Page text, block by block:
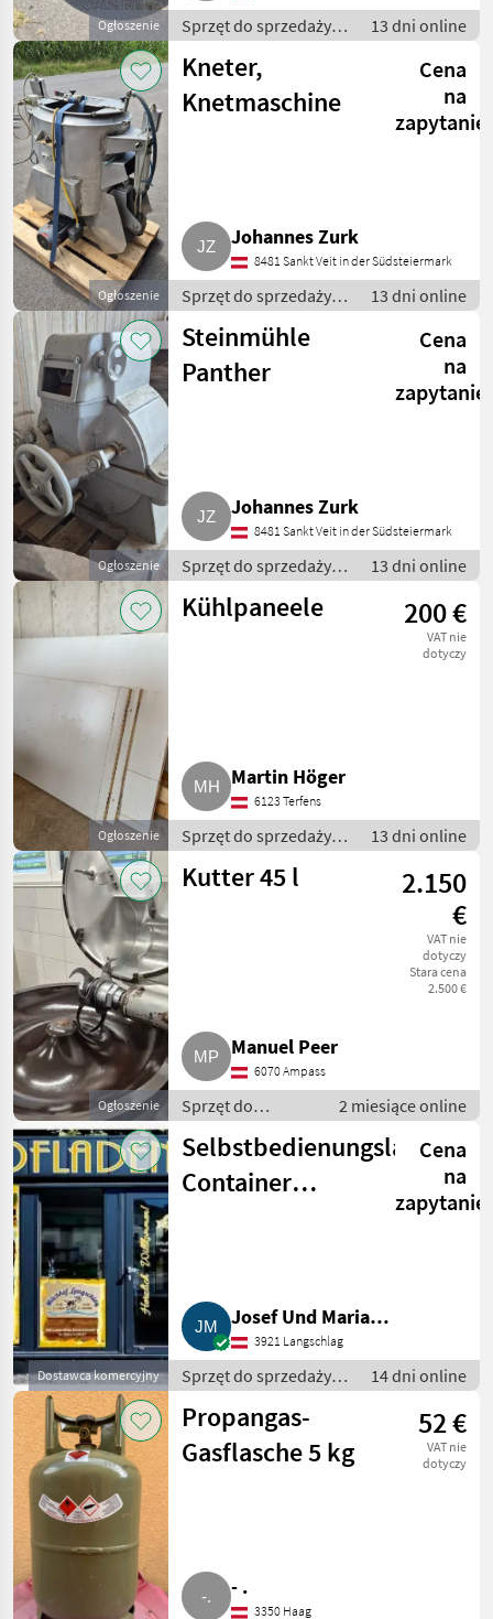
Ogłoszenie
Sprzęt do sprzedaży
pośredniej / Inny
sprzęt do sprzedaży
pośredniej
13 dni online
Ogłoszenie
Kneter,
Knetmaschine
Cena
na
zapytanie
Johannes Zurk
8481 Sankt Veit in der Südsteiermark
Sprzęt do sprzedaży
pośredniej / Inny
sprzęt do sprzedaży
pośredniej
13 dni online
Ogłoszenie
Steinmühle
Panther
Cena
na
zapytanie
Johannes Zurk
8481 Sankt Veit in der Südsteiermark
Sprzęt do sprzedaży
pośredniej / Inny
sprzęt do sprzedaży
13 dni online
Ogłoszenie
Kühlpaneele 200 €
VAT nie
dotyczy
Martin Höger
6123 Terfens
Sprzęt do sprzedaży
pośredniej / Inny
sprzęt do sprzedaży
13 dni online
Ogłoszenie
Kutter 45 l
2.150
€
VAT nie
dotyczy
Stara cena
2.500 €
Manuel Peer
6070 Ampass
Sprzęt do
sprzedaży
pośredniej / Inny
sprzęt do
sprzedaży
2 miesiące online
Dostawca komercyjny
Selbstbedienungsladen/-
Container
Cena
na
zapytanie
Josef Und Maria
Mayerhofer-Sebera
3921 Langschlag
Sprzęt do sprzedaży
pośredniej / Inny
sprzęt do sprzedaży
pośredniej
14 dni online
Propangas-
Gasflasche 5 kg
52 €
VAT nie
dotyczy
- .
3350 Haag